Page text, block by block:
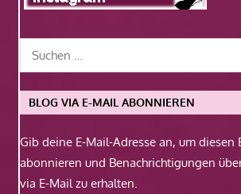
BLOG VIA E-MAIL ABONNIEREN
Gib deine E-Mail-Adresse an, um diesen
abonnieren und Benachrichtigungen
via E-Mail zu erhalten.